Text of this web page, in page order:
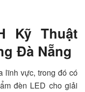
Kỹ Thuật
Đà Nẵng
lĩnh vực, trong đó có
đèn LED cho giải